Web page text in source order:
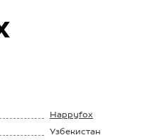
Happyfox
Узбекистан